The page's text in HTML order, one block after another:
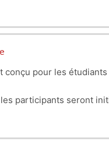
conçu pour les
participants seront